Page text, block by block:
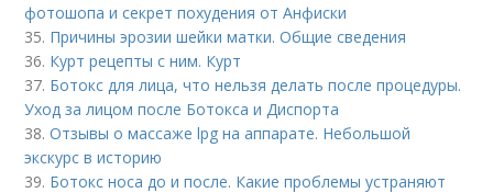
фотошопа и секрет похудения от Анфиски
35. Причины эрозии шейки матки. Общие сведения
36. Курт рецепты с ним. Курт
37. Ботокс для лица, что нельзя делать после процедуры.
Уход за лицом после Ботокса и Диспорта
38.Отзывы о массаже lpg на аппарате. Небольшой
экскурс в историю
39. Ботокс носа до и после. Какие проблемы устраняют